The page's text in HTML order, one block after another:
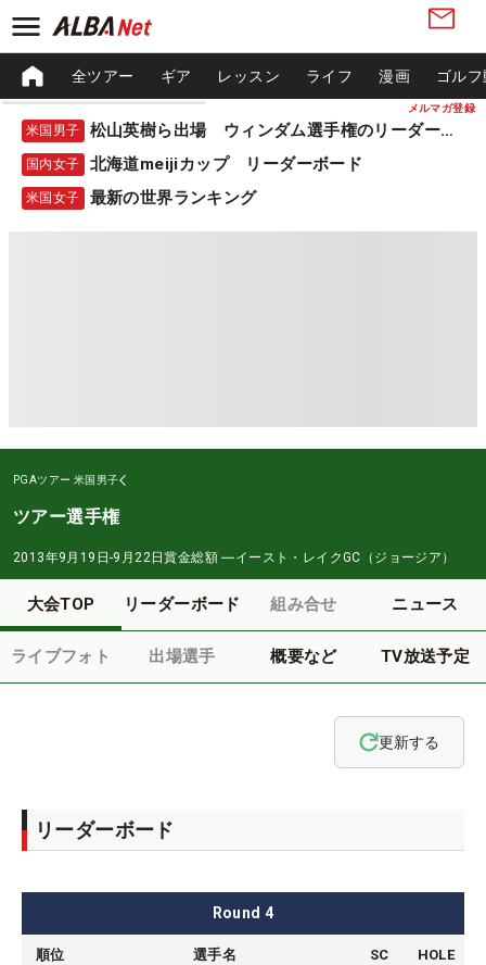
メルマガ登録
全ツアー ギア レッスン ライフ 漫画 ゴル
米国男子 松山英樹ら出場 ウィンダム選手権のリーダーボード
国内女子 北海道meijiカップ リーダーボード
米国女子 最新の世界ランキング
PGAツアー 米国男子
ツアー選手権
2013年9月19日-9月22日賞金総額 ―イースト・レイクGC（ジョージア）
大会TOP リーダーボード 組み合せ ニュース
ライブフォト 出場選手 概要など TV放送予定
更新する
リーダーボード
Round 4
順位 選手名 SC HOLE